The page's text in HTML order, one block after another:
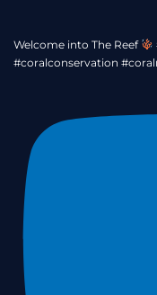
Welcome into The Reef
#coralconservation